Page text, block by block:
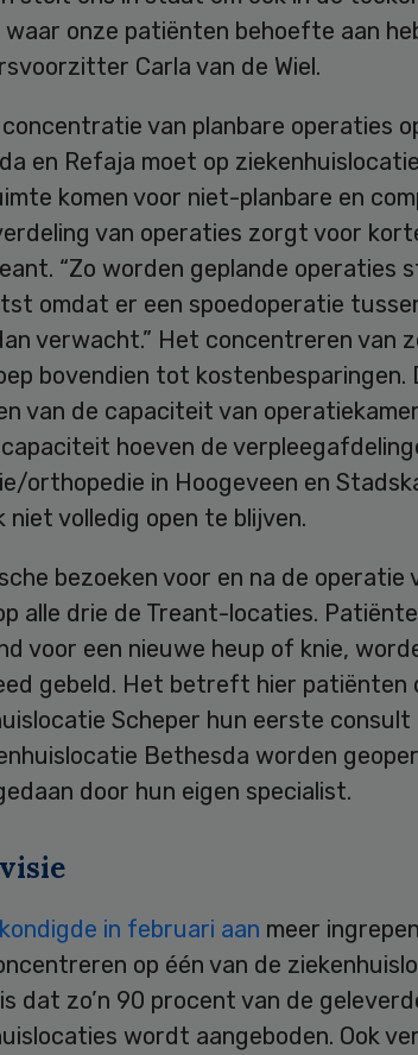
waar onze patiënten behoefte aan
Carla van de Wiel.
van planbare operaties
en Refaja moet op
komen voor niet-planbare en
van operaties zorgt voor
“Zo worden geplande operaties
omdat er een spoedoperatie
verwacht.” Het concentreren van
bovendien tot kostenbesparingen.
van de capaciteit van
hoeven de
orthopedie in Hoogeveen en
niet volledig open te blijven.
bezoeken voor en na de operatie
alle drie de Treant-locaties.
voor een nieuwe heup of knie,
gebeld. Het betreft hier patiënten
Scheper hun eerste consult
Bethesda worden
door hun eigen specialist.
in februari aan meer
op één van de
dat zo’n 90 procent van de
wordt aangeboden. Ook